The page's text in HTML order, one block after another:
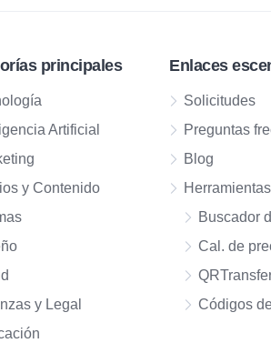
principales
Artificial
y Contenido
y Legal
Enlaces
Solicitudes
Preguntas
Blog
Herramientas
Buscador
Cal. de
Códigos